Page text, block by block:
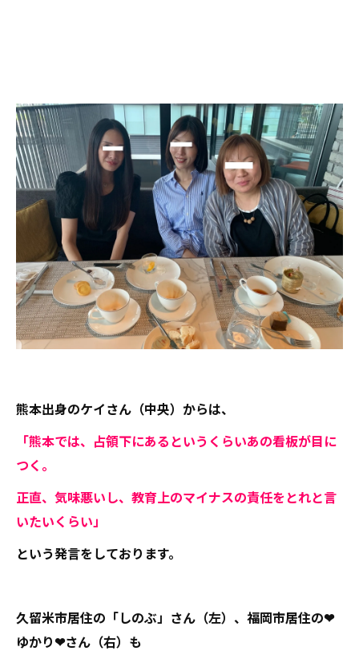
熊本出身のケイさん（中央）からは、
「熊本では、占領下にあるというくらいあの看板が目に
つく。
正直、気味悪いし、教育上のマイナスの責任をとれと言
いたいくらい」
という発言をしております。
久留米市居住の「しのぶ」さん（左）、福岡市居住の❤
ゆかり❤さん（右）も